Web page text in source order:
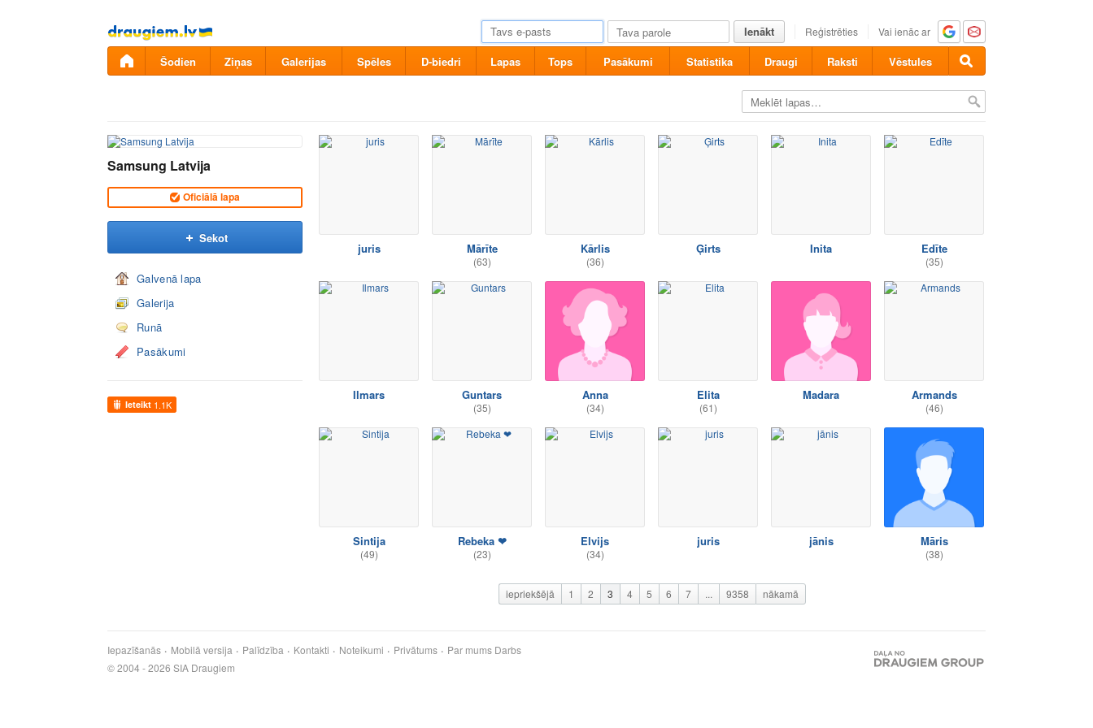
Pāriet
uz
saturu
Ienākt Reģistrēties Vai ienāc ar
Šodien Ziņas Galerijas Spēles D-biedri Lapas Tops Pasākumi Statistika Draugi Raksti Vēstules
Samsung Latvija
Oficiālā lapa
Sekot
Galvenā lapa
Galerija
Runā
Pasākumi
Ieteikt 1.1K
juris Mārīte
(63)
Kārlis
(36)
Ģirts Inita Edīte
(35)
Ilmars Guntars
(35)
Anna
(34)
Elita
(61)
Madara Armands
(46)
Sintija
(49)
Rebeka ❤
(23)
Elvijs
(34)
juris jānis Māris
(38)
iepriekšējā 1 2 3 4 5 6 7 ... 9358 nākamā
Iepazīšanās Mobilā versija Palīdzība Kontakti Noteikumi Privātums Par mums Darbs
© 2004 - 2026 SIA Draugiem